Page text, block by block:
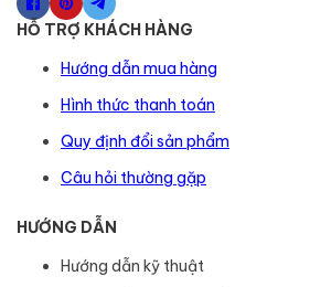
HỖ TRỢ KHÁCH HÀNG
Hướng dẫn mua hàng
Hình thức thanh toán
Quy định đổi sản phẩm
Câu hỏi thường gặp
HƯỚNG DẪN
Hướng dẫn kỹ thuật